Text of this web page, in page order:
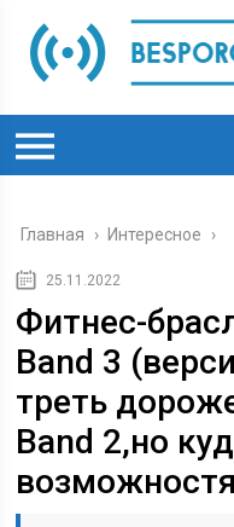
Главная › Интересное ›
25.11.2022
Фитнес-
Band 3
треть
Band 2,но